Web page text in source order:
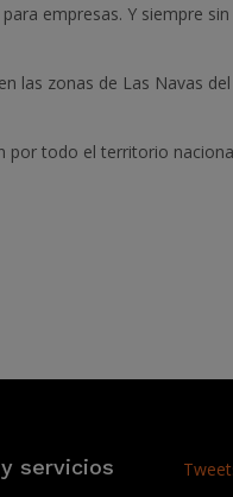
empresas. Y siempre
las zonas de Las Navas
por todo el territorio
servicios